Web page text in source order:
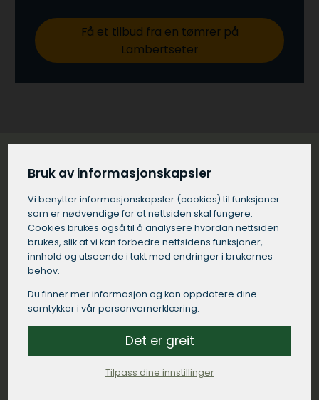
Få et tilbud fra en tømrer på
Lambertseter
Hvordan velge riktig tømrerfirma på
Lambertseter?
Valg av riktig tømrerfirma på Lambertseter er
avgjørende for suksessen til ditt byggeprosjekt. Her er
noen tips for å hjelpe deg med valget av tømrer på
Lambertseter:
Definer prosjektet ditt:
Ha en klar ide om hva du ønsker å oppnå før du
kontakter tømrerfirmaer på Lambertseter.
Bruk av informasjonskapsler
Vi benytter informasjons­kapsler (cookies) til funksjoner
som er nødvendige for at nettsiden skal fungere.
Cookies brukes også til å analysere hvordan nettsiden
brukes, slik at vi kan forbedre nettsidens funksjoner,
innhold og utseende i takt med endringer i brukernes
behov.
Du finner mer informasjon og kan oppdatere dine
samtykker i vår personvernerklæring.
Det er greit
Tilpass dine innstillinger